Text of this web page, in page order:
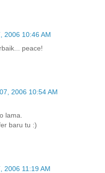
2006 10:46 AM
peace!
2006 10:54 AM
lama.
baru tu :)
2006 11:19 AM